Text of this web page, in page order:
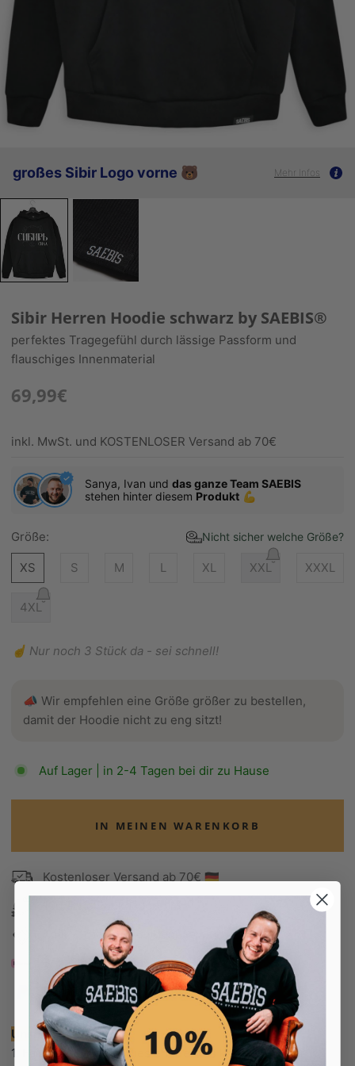
großes Sibir Logo vorne 🐻 Mehr Infos
Sibir Herren Hoodie schwarz by SAEBIS®
perfektes Tragegefühl durch lässige Passform und
flauschiges Innenmaterial
69,99€
inkl. MwSt. und KOSTENLOSER Versand ab 70€
Sanya, Ivan und das ganze Team SAEBIS
stehen hinter diesem Produkt 💪
Größe: Nicht sicher welche Größe?
XS S M L XL XXL XXXL
4XL
☝️ Nur noch 3 Stück da - sei schnell!
📣 Wir empfehlen eine Größe größer zu bestellen,
damit der Hoodie nicht zu eng sitzt!
Auf Lager | in 2-4 Tagen bei dir zu Hause
IN MEINEN WARENKORB
Kostenloser Versand ab 70€ 🇩🇪
Edel verpackt in Seidenpapier
Bezahle in 30 Tagen
Bezahle in 30 Tagen
Unsere Empfehlung:
1. Falls du deine Hoodies eher etwas körperbetonter